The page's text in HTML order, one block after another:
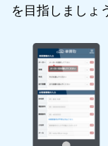
を目指しましょ